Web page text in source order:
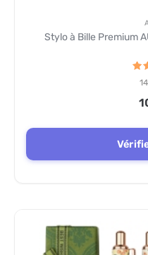
Stylo à Bille Premium